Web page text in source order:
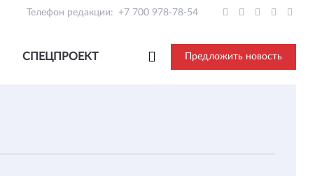
Телефон редакции: +7 700 978-78-54
СПЕЦПРОЕКТ Предложить новость